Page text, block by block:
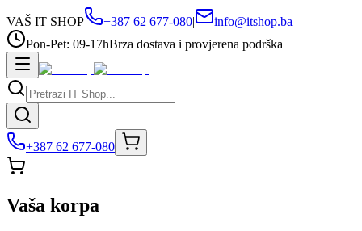
VAŠ IT SHOP +387 62 677-080|
info@itshop.ba
Pon-Pet: 09-17hBrza dostava i provjerena podrška
+387 62 677-080
Vaša korpa